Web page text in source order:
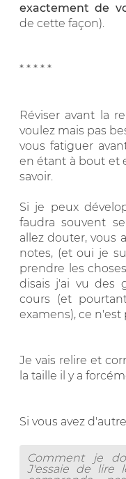
exactement de
de cette façon).
* * * * *
Réviser avant la
voulez mais pas
vous fatiguer
en étant à bout et
savoir.
Si je peux
faudra souvent
allez douter, vous
notes, (et oui je
prendre les
disais j'ai vu des
cours (et
examens), ce
Je vais relire et
la taille il y a
Si vous avez
Comment je
J'essaie de lire